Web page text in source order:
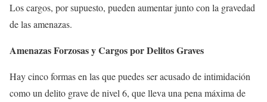
Los cargos, por supuesto, pueden aumentar junto con la gravedad
de las amenazas.
Amenazas Forzosas y Cargos por Delitos Graves
Hay cinco formas en las que puedes ser acusado de intimidación
como un delito grave de nivel 6, que lleva una pena máxima de